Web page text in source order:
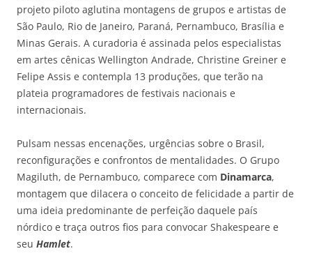
projeto piloto aglutina montagens de grupos e artistas de
São Paulo, Rio de Janeiro, Paraná, Pernambuco, Brasília e
Minas Gerais. A curadoria é assinada pelos especialistas
em artes cênicas Wellington Andrade, Christine Greiner e
Felipe Assis e contempla 13 produções, que terão na
plateia programadores de festivais nacionais e
internacionais.
Pulsam nessas encenações, urgências sobre o Brasil,
reconfigurações e confrontos de mentalidades. O Grupo
Magiluth, de Pernambuco, comparece com Dinamarca,
montagem que dilacera o conceito de felicidade a partir de
uma ideia predominante de perfeição daquele país
nórdico e traça outros fios para convocar Shakespeare e
seu Hamlet.